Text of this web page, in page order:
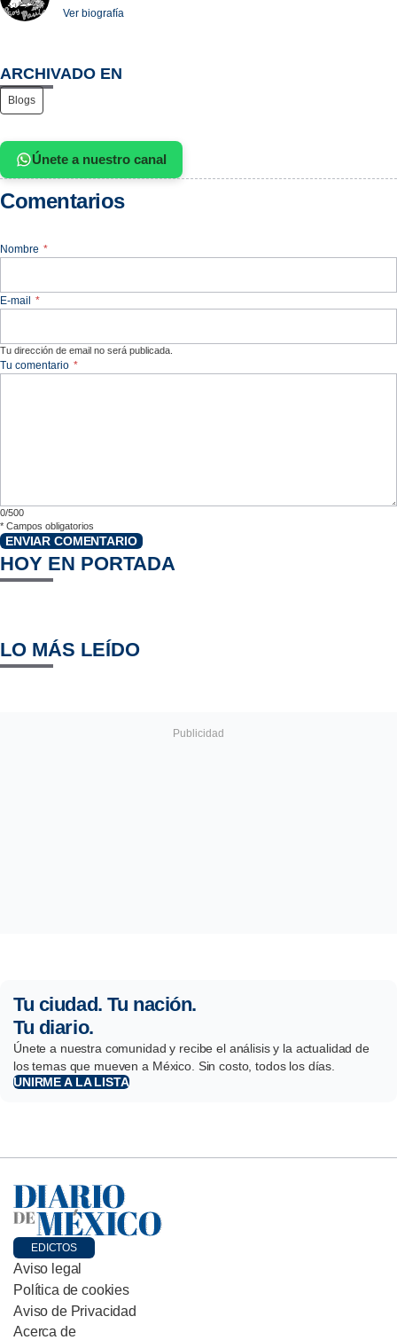
Ver biografía
ARCHIVADO EN
Blogs
Únete a nuestro canal
Comentarios
Nombre *
E-mail *
Tu dirección de email no será publicada.
Tu comentario *
0/500
* Campos obligatorios
ENVIAR COMENTARIO
HOY EN PORTADA
LO MÁS LEÍDO
Tu ciudad. Tu nación.
Tu diario.
Únete a nuestra comunidad y recibe el análisis y la actualidad de
los temas que mueven a México. Sin costo, todos los días.
UNIRME A LA LISTA
EDICTOS
Aviso legal
Política de cookies
Aviso de Privacidad
Acerca de